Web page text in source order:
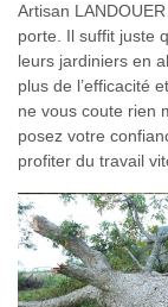
Artisan
porte. Il suffit juste
leurs jardiniers en
plus de l’efficacité
ne vous coute rien
posez votre
profiter du travail